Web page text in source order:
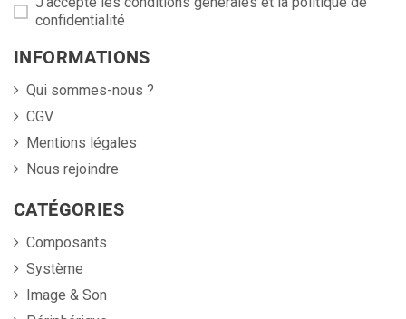
confidentialité
INFORMATIONS
Qui sommes-nous ?
CGV
Mentions légales
Nous rejoindre
CATÉGORIES
Composants
Système
Image & Son